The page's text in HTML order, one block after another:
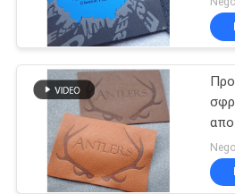
ιματισμού
συνήθειας
σε